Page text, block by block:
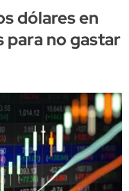
dólares en
para no gastar